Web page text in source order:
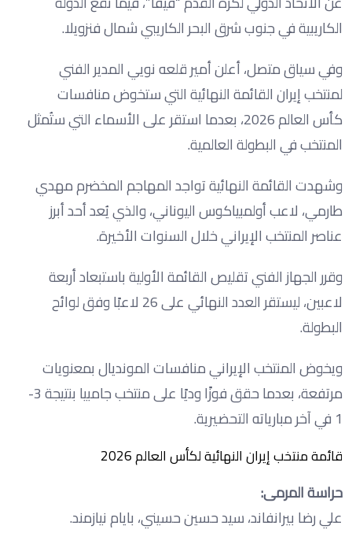
الكاريبية في جنوب شرق البحر الكاريبي شمال فنزويلا.
وفي سياق متصل، أعلن أمير قلعه نويي المدير الفني
لمنتخب إيران القائمة النهائية التي ستخوض منافسات
كأس العالم 2026، بعدما استقر على الأسماء التي ستُمثل
المنتخب في البطولة العالمية.
وشهدت القائمة النهائية تواجد المهاجم المخضرم مهدي
طارمي، لاعب أولمبياكوس اليوناني، والذي يُعد أحد أبرز
عناصر المنتخب الإيراني خلال السنوات الأخيرة.
وقرر الجهاز الفني تقليص القائمة الأولية باستبعاد أربعة
لاعبين، ليستقر العدد النهائي على 26 لاعبًا وفق لوائح
البطولة.
ويخوض المنتخب الإيراني منافسات المونديال بمعنويات
مرتفعة، بعدما حقق فوزًا وديًا على منتخب جامبيا بنتيجة 3-
1 في آخر مبارياته التحضيرية.
قائمة منتخب إيران النهائية لكأس العالم 2026
حراسة المرمى:
علي رضا بيرانفاند، سيد حسين حسيني، بايام نيازمند.